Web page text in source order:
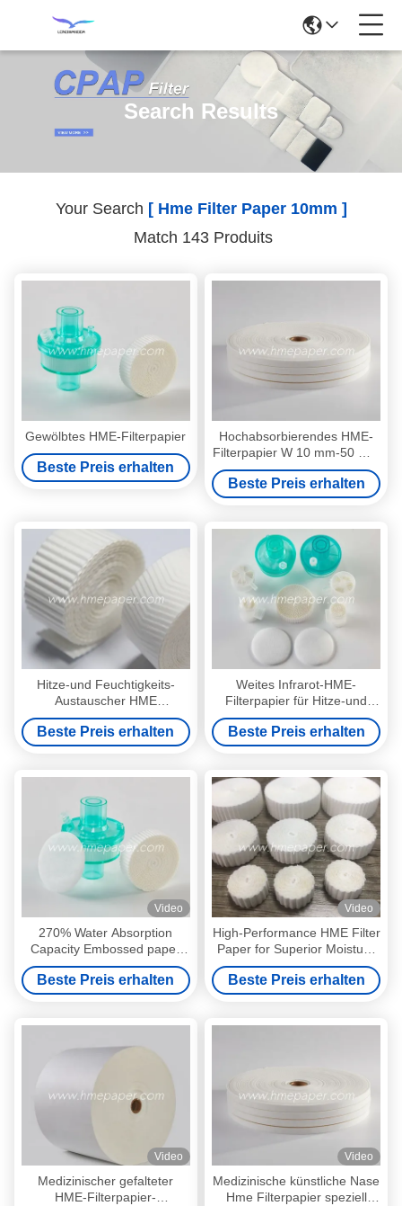
Search Results
Your Search [ Hme Filter Paper 10mm ]
Match 143 Produits
Gewölbtes HME-Filterpapier
Beste Preis erhalten
Hochabsorbierendes HME-
Filterpapier W 10 mm-50 mm
Breite und 270%
Wasserabsorptionsfähigkeit
für eine effektive Filtration
Beste Preis erhalten
Hitze-und Feuchtigkeits-
Austauscher HME
Filterpapier-nass Filterpapier
10mm
Beste Preis erhalten
Weites Infrarot-HME-
Filterpapier für Hitze-und
Feuchtigkeits-Austauscher
Beste Preis erhalten
Video
270% Water Absorption
Capacity Embossed paper
HME Filter Paper for
Effective Filtration Solutions
Beste Preis erhalten
Video
High-Performance HME Filter
Paper for Superior Moisture
and Heat Exchange in
Medical Ventilation
Beste Preis erhalten
Video
Medizinischer gefalteter
HME-Filterpapier-
Video
Medizinische künstliche Nase
Hme Filterpapier speziell